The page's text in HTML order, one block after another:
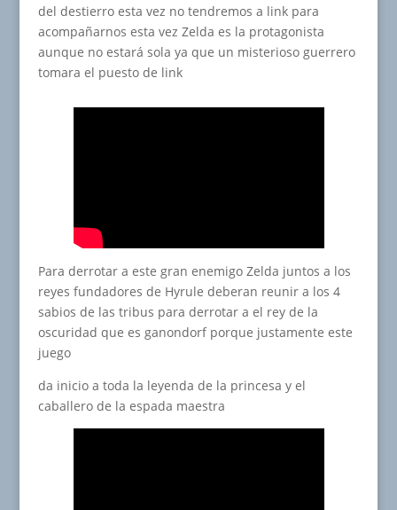
del destierro esta vez no tendremos a link para
acompañarnos esta vez Zelda es la protagonista
aunque no estará sola ya que un misterioso guerrero
tomara el puesto de link
Para derrotar a este gran enemigo Zelda juntos a los
reyes fundadores de Hyrule deberan reunir a los 4
sabios de las tribus para derrotar a el rey de la
oscuridad que es ganondorf porque justamente este
juego
da inicio a toda la leyenda de la princesa y el
caballero de la espada maestra